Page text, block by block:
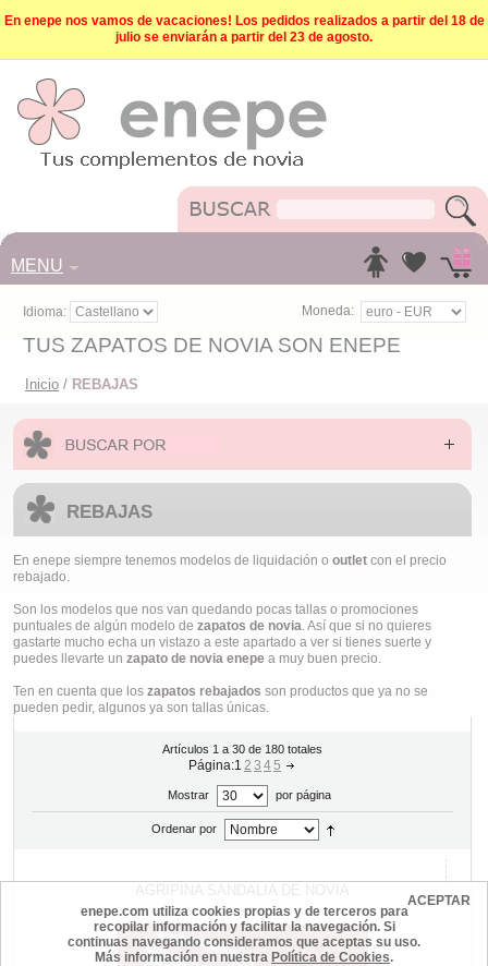
En enepe nos vamos de vacaciones! Los pedidos realizados a partir del 18 de
julio se enviarán a partir del 23 de agosto.
MENU
Idioma: Moneda:
TUS ZAPATOS DE NOVIA SON ENEPE
Inicio / REBAJAS
REBAJAS
En enepe siempre tenemos modelos de liquidación o outlet con el precio
rebajado.
Son los modelos que nos van quedando pocas tallas o promociones
puntuales de algún modelo de zapatos de novia. Así que si no quieres
gastarte mucho echa un vistazo a este apartado a ver si tienes suerte y
puedes llevarte un zapato de novia enepe a muy buen precio.
Ten en cuenta que los zapatos rebajados son productos que ya no se
pueden pedir, algunos ya son tallas únicas.
Artículos 1 a 30 de 180 totales
Página:1 2 3 45
Mostrar por página
Ordenar por
ACEPTAR
enepe.com utiliza cookies propias y de terceros para
recopilar información y facilitar la navegación. Si
continuas navegando consideramos que aceptas su uso.
Más información en nuestra Política de Cookies.